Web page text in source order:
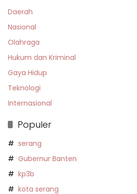
Daerah
Nasional
Olahraga
Hukum dan Kriminal
Gaya Hidup
Teknologi
Internasional
Populer
serang
Gubernur Banten
kp3b
kota serang